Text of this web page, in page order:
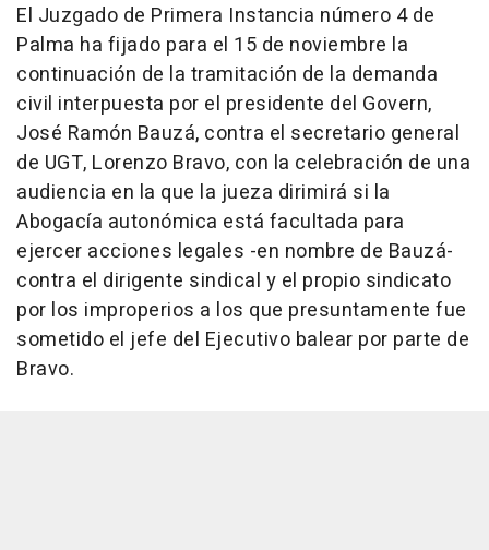
El Juzgado de Primera Instancia número 4 de
Palma ha fijado para el 15 de noviembre la
continuación de la tramitación de la demanda
civil interpuesta por el presidente del Govern,
José Ramón Bauzá, contra el secretario general
de UGT, Lorenzo Bravo, con la celebración de una
audiencia en la que la jueza dirimirá si la
Abogacía autonómica está facultada para
ejercer acciones legales -en nombre de Bauzá-
contra el dirigente sindical y el propio sindicato
por los improperios a los que presuntamente fue
sometido el jefe del Ejecutivo balear por parte de
Bravo.